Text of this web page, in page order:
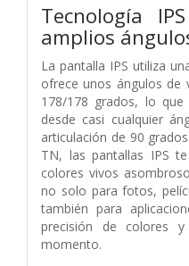
Tecnología
amplios
La pantalla IPS utiliza
ofrece unos ángulos de
178/178 grados, lo
desde casi cualquier
articulación de 90
TN, las pantallas IPS
colores vivos
no solo para fotos,
también para
precisión de colores
momento.